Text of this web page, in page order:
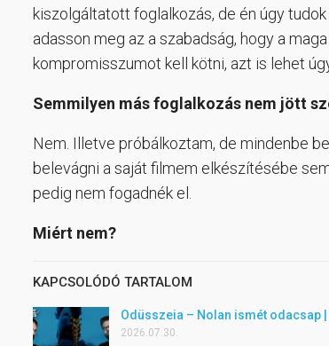
kiszolgáltatott foglalkozás, de én úgy
adasson meg az a szabadság, hogy a
kompromisszumot kell kötni, azt is lehet
Semmilyen más foglalkozás nem jött
Nem. Illetve próbálkoztam, de mindenbe
belevágni a saját filmem elkészítésébe
pedig nem fogadnék el.
Miért nem?
KAPCSOLÓDÓ TARTALOM
Odüsszeia – Nolan ismét odacsap
2026.07.30.